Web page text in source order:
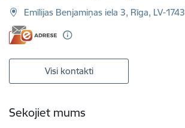
Emīlijas Benjamiņas iela 3, Rīga, LV-1743
Visi kontakti
Sekojiet mums